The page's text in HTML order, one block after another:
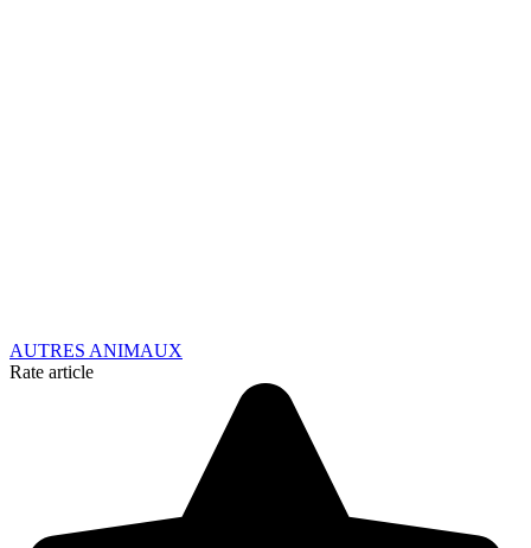
AUTRES ANIMAUX
Rate article